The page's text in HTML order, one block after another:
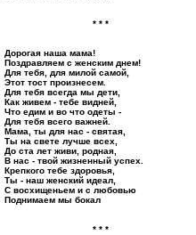
* * *
Дорогая наша мама!
Поздравляем с женским днем!
Для тебя, для милой самой,
Этот тост произнесем.
Для тебя всегда мы дети,
Как живем - тебе видней,
Что едим и во что одеты -
Для тебя всего важней.
Мама, ты для нас - святая,
Ты на свете лучше всех,
До ста лет живи, родная,
В нас - твой жизненный успех.
Крепкого тебе здоровья,
Ты - наш женский идеал,
С восхищеньем и с любовью
Поднимаем мы бокал
* * *